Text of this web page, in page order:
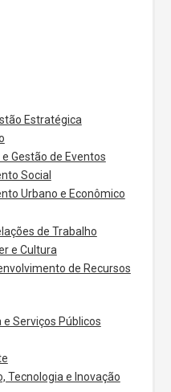
Estratégica
Gestão de Eventos
Social
Urbano e Econômico
de Trabalho
e Cultura
de Recursos
Serviços Públicos
Tecnologia e Inovação